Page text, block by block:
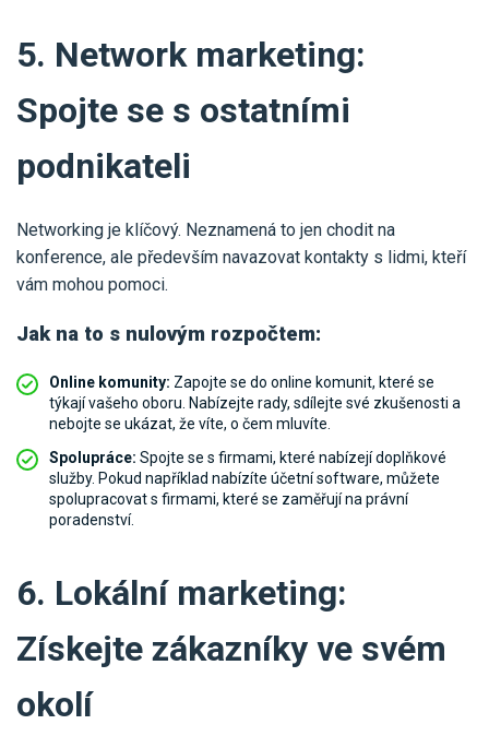
5. Network marketing:
Spojte se s ostatními
podnikateli
Networking je klíčový. Neznamená to jen chodit na
konference, ale především navazovat kontakty s lidmi, kteří
vám mohou pomoci.
Jak na to s nulovým rozpočtem:
Online komunity: Zapojte se do online komunit, které se
týkají vašeho oboru. Nabízejte rady, sdílejte své zkušenosti a
nebojte se ukázat, že víte, o čem mluvíte.
Spolupráce: Spojte se s firmami, které nabízejí doplňkové
služby. Pokud například nabízíte účetní software, můžete
spolupracovat s firmami, které se zaměřují na právní
poradenství.
6. Lokální marketing:
Získejte zákazníky ve svém
okolí